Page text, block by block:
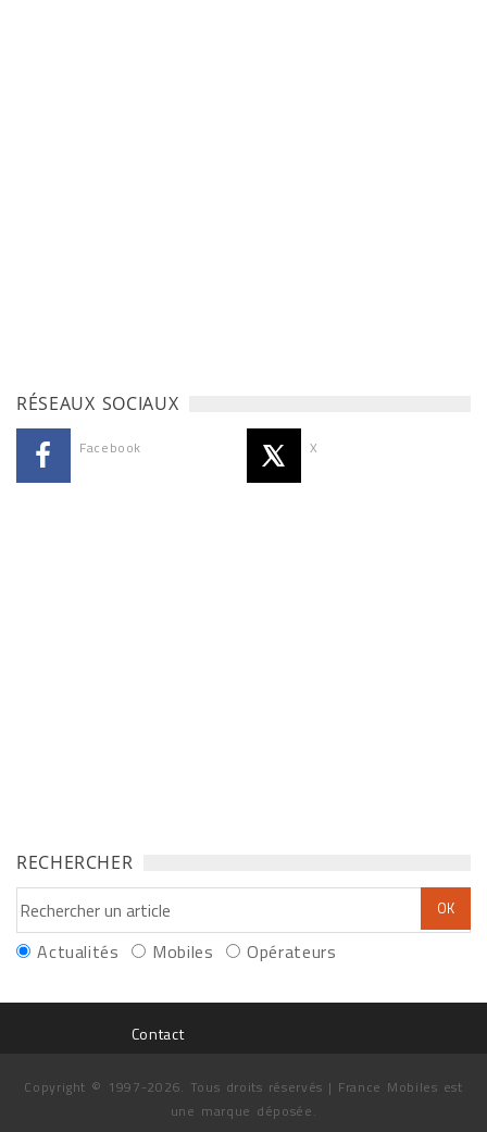
RÉSEAUX SOCIAUX
Facebook X
RECHERCHER
Actualités Mobiles Opérateurs
Contact
Copyright © 1997-2026. Tous droits réservés | France Mobiles est
une marque déposée.